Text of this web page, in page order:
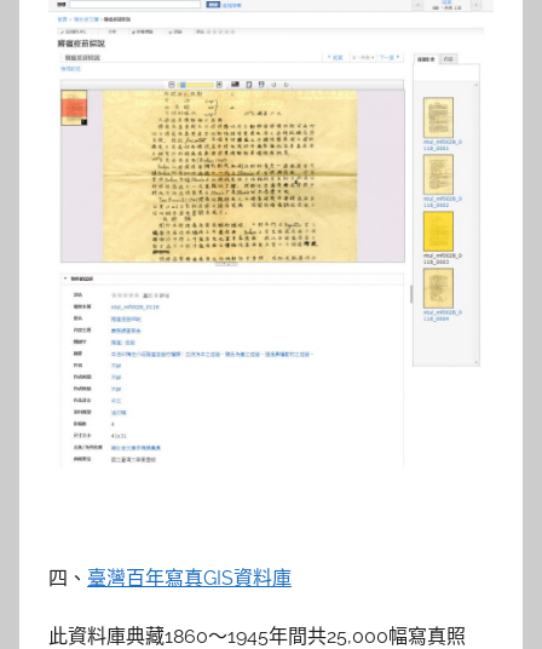
四、 臺灣百年寫真GIS資料庫
此資料庫典藏1860～1945年間共25,000幅寫真照